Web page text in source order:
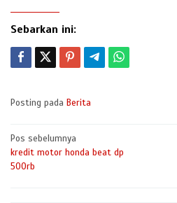
Sebarkan ini:
Posting pada Berita
Navigasi
pos
Pos sebelumnya
kredit motor honda beat dp
500rb